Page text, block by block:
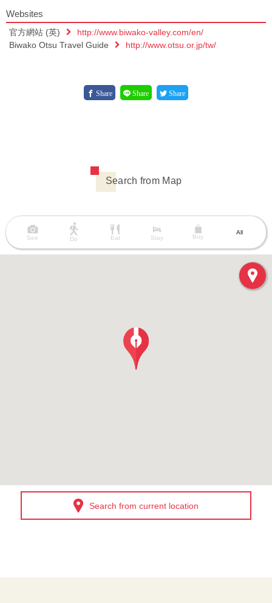
Websites
官方網站 (英)
http://www.biwako-valley.com/en/
Biwako Otsu Travel Guide
http://www.otsu.or.jp/tw/
Share Share Share
Search from Map
See Do Eat Stay Buy
All
Search from current location